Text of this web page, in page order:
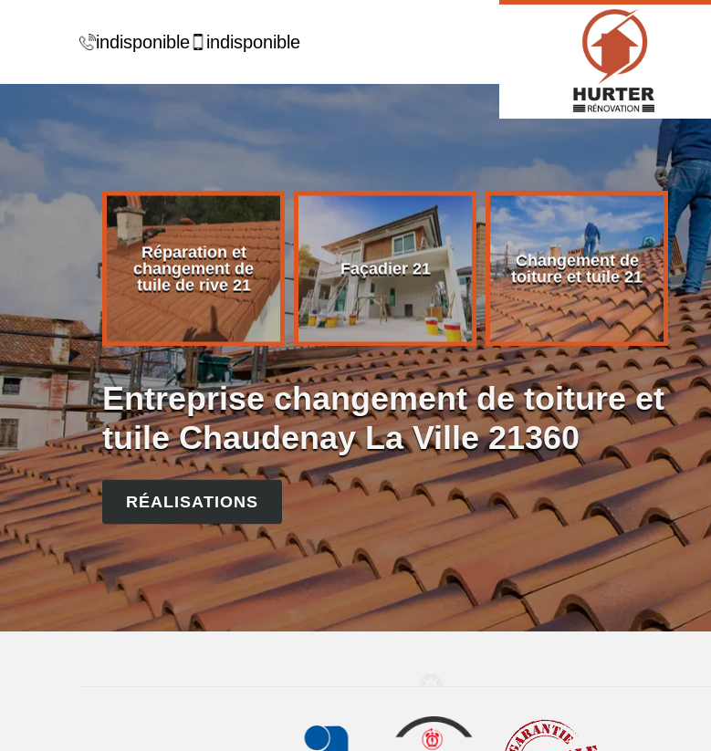
indisponible indisponible
Réparation et
changement de
tuile de rive 21
Façadier 21
Changement de
toiture et tuile 21
Entreprise changement de toiture et
tuile Chaudenay La Ville 21360
RÉALISATIONS